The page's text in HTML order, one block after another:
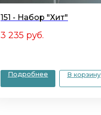
151 - Набор "Хит"
3 235 руб.
Подробнее В корзину